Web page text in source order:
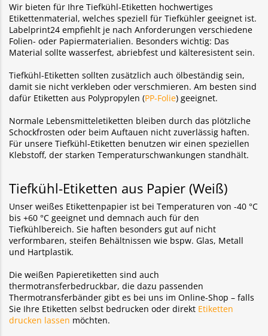
Wir bieten für Ihre Tiefkühl-Etiketten hochwertiges
Etikettenmaterial, welches speziell für Tiefkühler geeignet ist.
Labelprint24 empfiehlt je nach Anforderungen verschiedene
Folien- oder Papiermaterialien. Besonders wichtig: Das
Material sollte wasserfest, abriebfest und kälteresistent sein.
Tiefkühl-Etiketten sollten zusätzlich auch ölbeständig sein,
damit sie nicht verkleben oder verschmieren. Am besten sind
dafür Etiketten aus Polypropylen (PP-Folie) geeignet.
Normale Lebensmitteletiketten bleiben durch das plötzliche
Schockfrosten oder beim Auftauen nicht zuverlässig haften.
Für unsere Tiefkühl-Etiketten benutzen wir einen speziellen
Klebstoff, der starken Temperaturschwankungen standhält.
Tiefkühl-Etiketten aus Papier (Weiß)
Unser weißes Etikettenpapier ist bei Temperaturen von -40 °C
bis +60 °C geeignet und demnach auch für den
Tiefkühlbereich. Sie haften besonders gut auf nicht
verformbaren, steifen Behältnissen wie bspw. Glas, Metall
und Hartplastik.
Die weißen Papieretiketten sind auch
thermotransferbedruckbar, die dazu passenden
Thermotransferbänder gibt es bei uns im Online-Shop – falls
Sie Ihre Etiketten selbst bedrucken oder direkt Etiketten
drucken lassen möchten.